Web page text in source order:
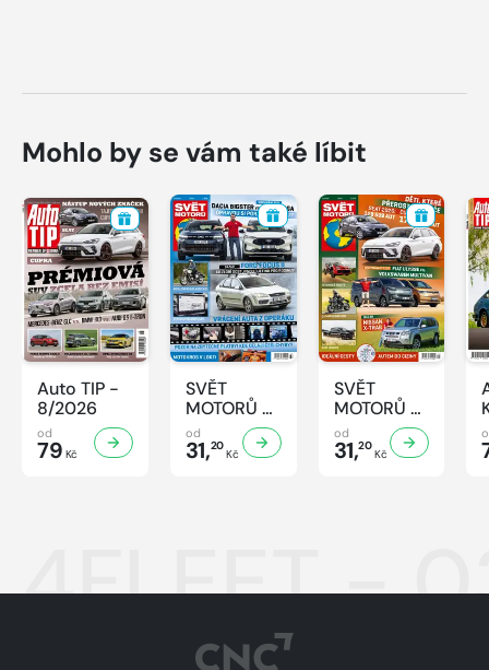
Mohlo by se vám také líbit
Auto TIP -
8/2026
od
79 Kč
SVĚT
MOTORŮ -
32/2026
od
31,20
Kč
SVĚT
MOTORŮ -
31/2026
od
31,20
Kč
4FLEET -